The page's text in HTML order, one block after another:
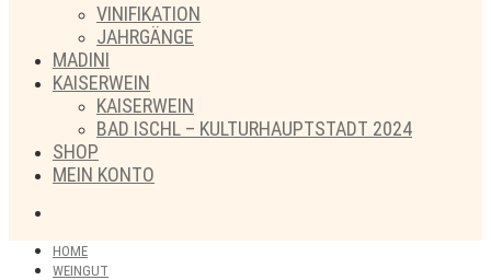
VINIFIKATION
JAHRGÄNGE
MADINI
KAISERWEIN
KAISERWEIN
BAD ISCHL – KULTURHAUPTSTADT 2024
SHOP
MEIN KONTO
HOME
WEINGUT